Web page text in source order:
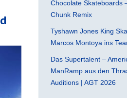
Chocolate Skateboards
Chunk Remix
Tyshawn Jones King
Marcos Montoya ins
Das Supertalent –
ManRamp aus den
Auditions | AGT 2026